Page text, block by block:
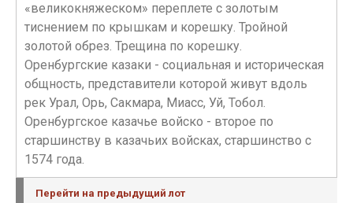
«великокняжеском» переплете с золотым
тиснением по крышкам и корешку. Тройной
золотой обрез. Трещина по корешку.
Оренбургские казаки - социальная и историческая
общность, представители которой живут вдоль
рек Урал, Орь, Сакмара, Миасс, Уй, Тобол.
Оренбургское казачье войско - второе по
старшинству в казачьих войсках, старшинство с
1574 года.
Перейти на предыдущий лот